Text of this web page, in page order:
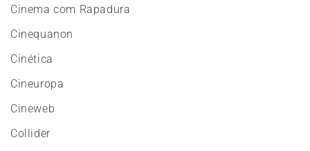
Cinema com Rapadura
Cinequanon
Cinética
Cineuropa
Cineweb
Collider